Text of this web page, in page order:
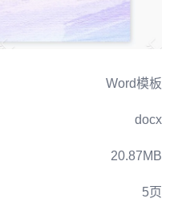
Word模板
docx
20.87MB
5页